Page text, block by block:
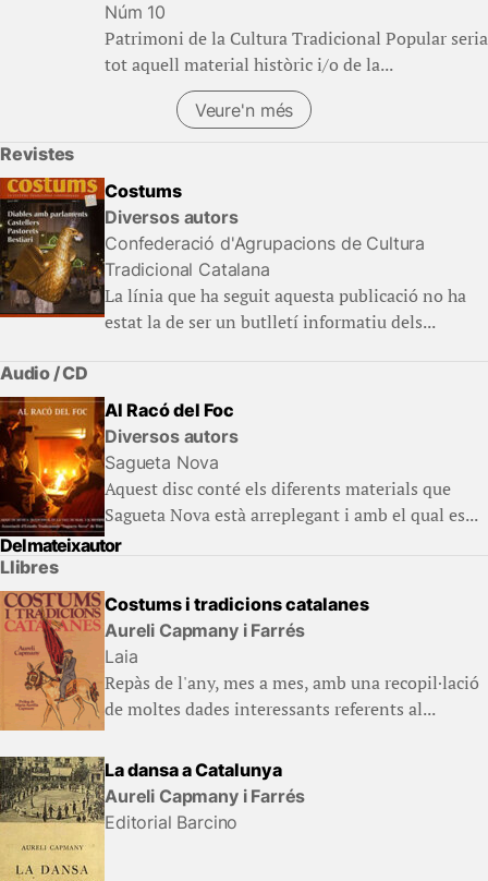
Núm 10
Patrimoni de la Cultura Tradicional Popular seria
tot aquell material històric i/o de la...
Veure'n més
Revistes
Costums
Diversos autors
Confederació d'Agrupacions de Cultura
Tradicional Catalana
La línia que ha seguit aquesta publicació no ha
estat la de ser un butlletí informatiu dels...
Audio / CD
Al Racó del Foc
Diversos autors
Sagueta Nova
Aquest disc conté els diferents materials que
Sagueta Nova està arreplegant i amb el qual es...
Del mateix autor
Llibres
Costums i tradicions catalanes
Aureli Capmany i Farrés
Laia
Repàs de l'any, mes a mes, amb una recopil·lació
de moltes dades interessants referents al...
La dansa a Catalunya
Aureli Capmany i Farrés
Editorial Barcino